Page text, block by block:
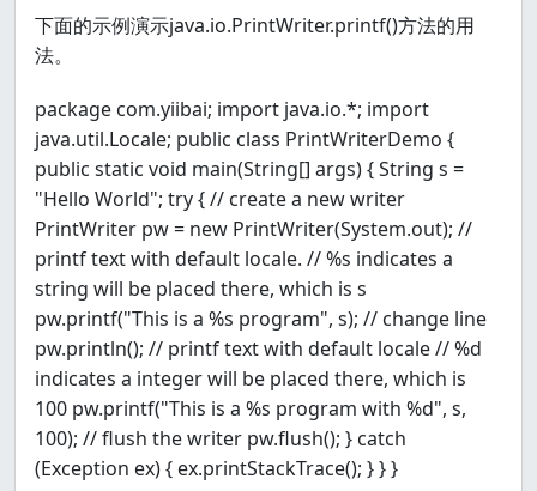
下面的示例演示java.io.PrintWriter.printf()方法的用
法。
package com.yiibai; import java.io.*; import
java.util.Locale; public class PrintWriterDemo {
public static void main(String[] args) { String s =
"Hello World"; try { // create a new writer
PrintWriter pw = new PrintWriter(System.out); //
printf text with default locale. // %s indicates a
string will be placed there, which is s
pw.printf("This is a %s program", s); // change line
pw.println(); // printf text with default locale // %d
indicates a integer will be placed there, which is
100 pw.printf("This is a %s program with %d", s,
100); // flush the writer pw.flush(); } catch
(Exception ex) { ex.printStackTrace(); } } }